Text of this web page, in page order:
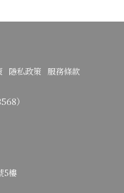
隱私政策 服務條款
）
5樓